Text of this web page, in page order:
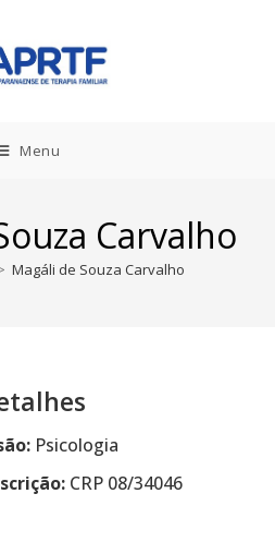
Menu
Carvalho
Magáli de Souza Carvalho
Psicologia
CRP 08/34046